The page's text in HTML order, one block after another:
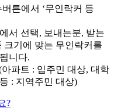
튼에서 ‘무인락커 등
서 선택, 보내는분, 받는
크기에 맞는 무인락커를
니다.
파트 : 입주민 대상, 대학
: 지역주민 대상)
?